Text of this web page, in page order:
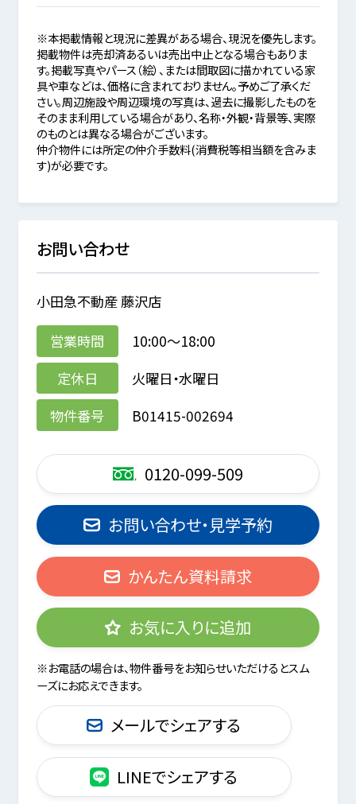
※本掲載情報と現況に差異がある場合、現況を優先します。
掲載物件は売却済あるいは売出中止となる場合もありま
す。掲載写真やパース（絵）、または間取図に描かれている家
具や車などは、価格に含まれておりません。予めご了承くだ
さい。周辺施設や周辺環境の写真は、過去に撮影したものを
そのまま利用している場合があり、名称・外観・背景等、実際
のものとは異なる場合がございます。
仲介物件には所定の仲介手数料(消費税等相当額を含みま
す)が必要です。
お問い合わせ
小田急不動産 藤沢店
営業時間
10:00～18:00
定休日
火曜日・水曜日
物件番号
B01415-002694
0120-099-509
お問い合わせ・見学予約
かんたん資料請求
お気に入りに追加
※お電話の場合は、物件番号をお知らせいただけるとスム
ーズにお応えできます。
メールでシェアする
LINEでシェアする